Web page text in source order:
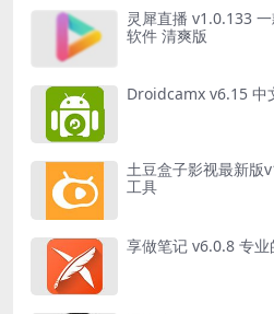
灵犀直播 v1.0.133
软件 清爽版
Droidcamx v6.15 中
土豆盒子影视最新版
工具
享做笔记 v6.0.8 专